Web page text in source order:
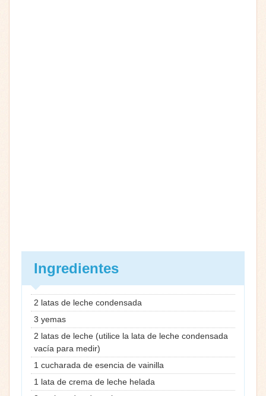
Ingredientes
2 latas de leche condensada
3 yemas
2 latas de leche (utilice la lata de leche condensada
vacía para medir)
1 cucharada de esencia de vainilla
1 lata de crema de leche helada